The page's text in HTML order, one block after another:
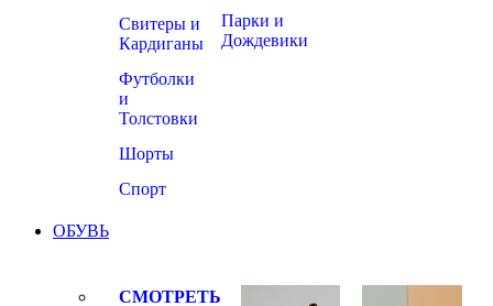
Свитеры и
Кардиганы
Футболки
и
Толстовки
Шорты
Спорт
Парки и
Дождевики
ОБУВЬ
СМОТРЕТЬ